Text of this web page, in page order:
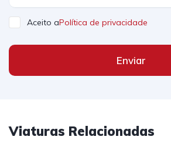
Aceito aPolítica de privacidade
Enviar
Viaturas Relacionadas